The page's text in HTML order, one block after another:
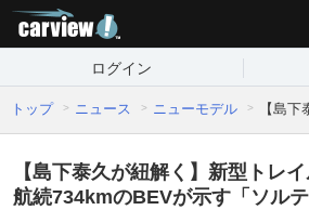
ログイン
トップ ニュース ニューモデル 【島
【島下泰久が紐解く】新型トレ
航続734kmのBEVが示す「ソル